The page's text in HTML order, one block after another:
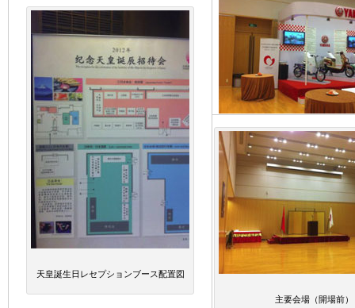
天皇誕生日レセプションブース配置図
主要会場（開場前）